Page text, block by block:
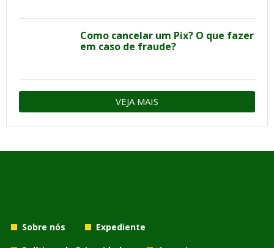
Como cancelar um Pix? O que fazer
em caso de fraude?
VEJA MAIS
Sobre nós
Expediente